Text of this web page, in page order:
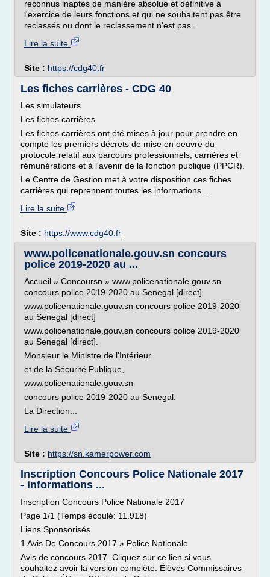
reconnus inaptes de manière absolue et définitive à
l'exercice de leurs fonctions et qui ne souhaitent pas être
reclassés ou dont le reclassement n'est pas...
Lire la suite
Site : https://cdg40.fr
Les fiches carrières - CDG 40
Les simulateurs
Les fiches carrières
Les fiches carrières ont été mises à jour pour prendre en
compte les premiers décrets de mise en oeuvre du
protocole relatif aux parcours professionnels, carrières et
rémunérations et à l'avenir de la fonction publique (PPCR).
Le Centre de Gestion met à votre disposition ces fiches
carrières qui reprennent toutes les informations...
Lire la suite
Site : https://www.cdg40.fr
www.policenationale.gouv.sn concours
police 2019-2020 au ...
Accueil » Concoursn » www.policenationale.gouv.sn
concours police 2019-2020 au Senegal [direct]
www.policenationale.gouv.sn concours police 2019-2020
au Senegal [direct]
www.policenationale.gouv.sn concours police 2019-2020
au Senegal [direct].
Monsieur le Ministre de l'Intérieur
et de la Sécurité Publique,
www.policenationale.gouv.sn
concours police 2019-2020 au Senegal.
La Direction...
Lire la suite
Site : https://sn.kamerpower.com
Inscription Concours Police Nationale 2017
- informations ...
Inscription Concours Police Nationale 2017
Page 1/1 (Temps écoulé: 11.918)
Liens Sponsorisés
1 Avis De Concours 2017 » Police Nationale
Avis de concours 2017. Cliquez sur ce lien si vous
souhaitez avoir la version complète. Élèves Commissaires